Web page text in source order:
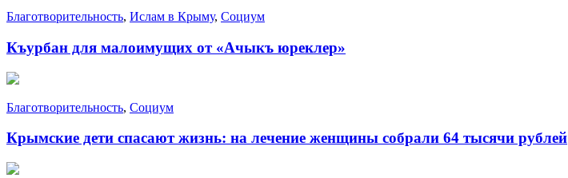
Благотворительность, Ислам в Крыму, Социум
Къурбан для малоимущих от «Ачыкъ юреклер»
Благотворительность, Социум
Крымские дети спасают жизнь: на лечение женщины собрали 64 тысячи рублей